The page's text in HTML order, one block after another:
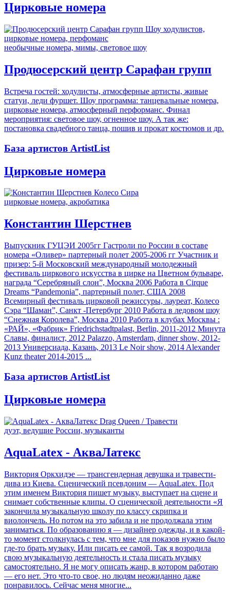
Цирковые номера
необычные номера, мимы, световое шоу
Продюсерский центр Сарафан групп
Встреча гостей: ходулисты, атмосферные артисты, живые
статуи, леди фуршет. Шоу программа: танцевальные номера,
цирковые номера, атмосферный перформанс. Финал
мероприятия: световое шоу, огненное шоу. А так же:
постановка свадебного танца, пошив и прокат костюмов и др.
База артистов ArtistList
Цирковые номера
цирковые номера, акробатика
Константин Шерстнев
Выпускник ГУЦЭИ 2005гг Гастроли по России в составе
номера «Оливер» партерный полет 2005-2006 гг Участник и
призер: 5-й Московский международный молодежный
фестиваль циркового искусства в цирке на Цветном бульваре,
награда “Серебряный слон”, Москва 2006 Работа в Cirque
Dreams “Pandemonia”, партерный полет, США 2008
Всемирный фестиваль цирковой режиссуры, лауреат, Колесо
Сэра “Шаман”, Санкт -Петербург 2010 Работа в ледовом шоу
“Снежная Королева”, Москва 2010 Работа в клубах Москвы :
«РАЙ», «Фабрик» Friedrichstadtpalast, Berlin, 2011-2012 Минута
Славы, финалист, 2012 Palazzo, Amsterdam, dinner show, 2012-
2013 Универсиада, Казань, 2013 Le Noir show, 2014 Alexander
Kunz theater 2014-2015 ...
База артистов ArtistList
Цирковые номера
дуэт, ведущие России, музыканты
AquaLatex - АкваЛатекс
Виктория Оркхидэе — трансгендерная девушка и травести-
дива из Киева. Сценический псевдоним — AquaLatex. Под
этим именем Виктория пишет музыку, выступает на сцене и
снимает собственные клипы. О сценической деятельности «Я
закончила музыкальную школу по классу скрипка и
виолончель. Но потом на это забила и не продолжала этим
заниматься. По образованию я — дизайнер одежды, и в какой-
то момент столкнулась с тем, что мне для показов нужно было
где-то брать музыку. Или писать ее самой. Так я возродила
свою музыкальную деятельность и стала писать музыку
самостоятельно. Я не могу описать жанр, в котором работаю
— его нет. Это что-то свое, но людям неожиданно даже
понравилось. Сейчас меня многие...